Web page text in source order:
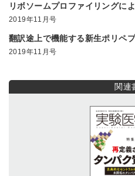
リボソームプロファイリングに
2019年11月号
翻訳途上で機能する新生ポリペ
2019年11月号
関連